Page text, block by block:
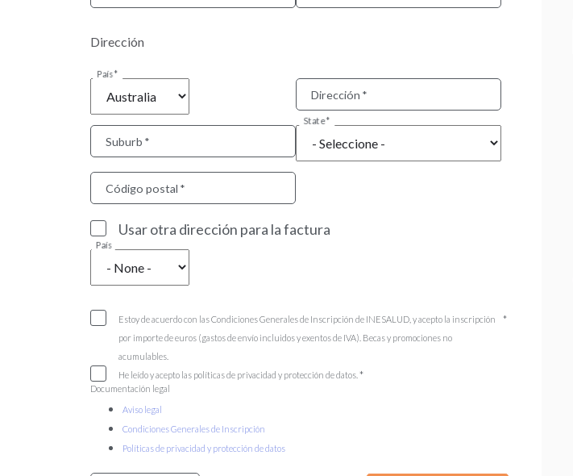
Dirección
País
Dirección
Suburb
State
Código postal
Usar otra dirección para la factura
País
Estoy de acuerdo con las Condiciones Generales de Inscripción de INESALUD, y acepto la inscripción
por importe de euros (gastos de envío incluidos y exentos de IVA). Becas y promociones no
acumulables.
He leído y acepto las políticas de privacidad y protección de datos.
Documentación legal
Aviso legal
Condiciones Generales de Inscripción
Políticas de privacidad y protección de datos